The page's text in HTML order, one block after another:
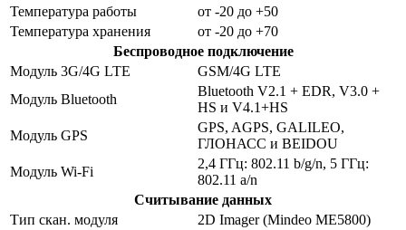
Температура работы
от -20 до +50
Температура хранения
от -20 до +70
Беспроводное подключение
Модуль 3G/4G LTE
GSM/4G LTE
Модуль Bluetooth
Bluetooth V2.1 + EDR, V3.0 +
HS и V4.1+HS
Модуль GPS
GPS, AGPS, GALILEO,
ГЛОНАСС и BEIDOU
Модуль Wi-Fi
2,4 ГГц: 802.11 b/g/n, 5 ГГц:
802.11 a/n
Считывание данных
Тип скан. модуля
2D Imager (Mindeo ME5800)